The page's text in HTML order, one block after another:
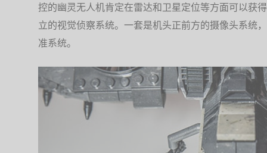
控的幽灵无人机肯定在雷达和卫星定位等方面可以获
立的视觉侦察系统。一套是机头正前方的摄像头系统
准系统。